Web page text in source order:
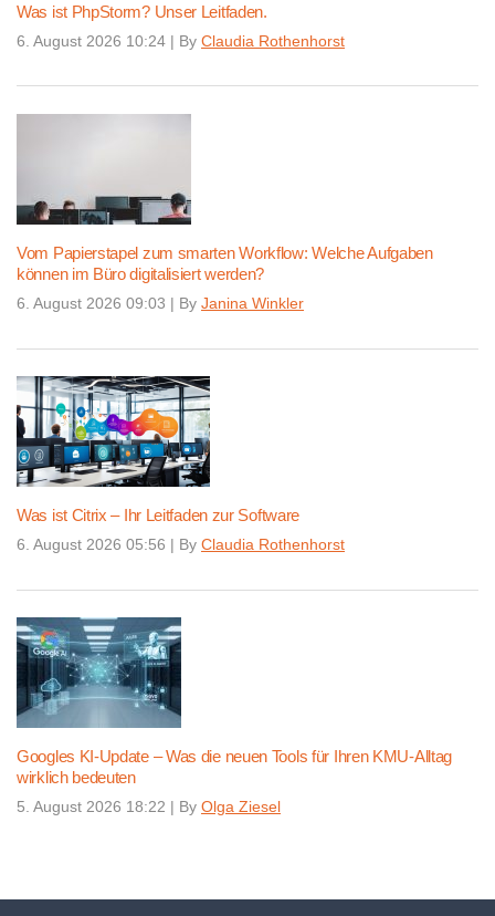
Was ist PhpStorm? Unser Leitfaden.
6. August 2026 10:24 | By Claudia Rothenhorst
Vom Papierstapel zum smarten Workflow: Welche Aufgaben
können im Büro digitalisiert werden?
6. August 2026 09:03 | By Janina Winkler
Was ist Citrix – Ihr Leitfaden zur Software
6. August 2026 05:56 | By Claudia Rothenhorst
Googles KI-Update – Was die neuen Tools für Ihren KMU-Alltag
wirklich bedeuten
5. August 2026 18:22 | By Olga Ziesel